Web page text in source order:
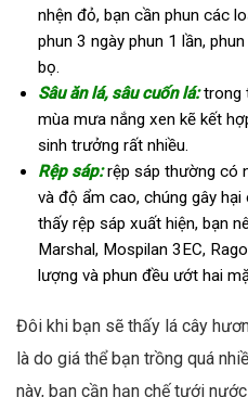
nhện đỏ, bạn cần phun các
phun 3 ngày phun 1 lần,
bọ.
Sâu ăn lá, sâu cuốn lá:trong
mùa mưa nắng xen kẽ kết
sinh trưởng rất nhiều.
Rệp sáp:rệp sáp thường có
và độ ẩm cao, chúng gây
thấy rệp sáp xuất hiện, bạn
Marshal, Mospilan 3EC,
lượng và phun đều ướt hai
Đôi khi bạn sẽ thấy lá cây
là do giá thể bạn trồng quá
này, bạn cần hạn chế tưới